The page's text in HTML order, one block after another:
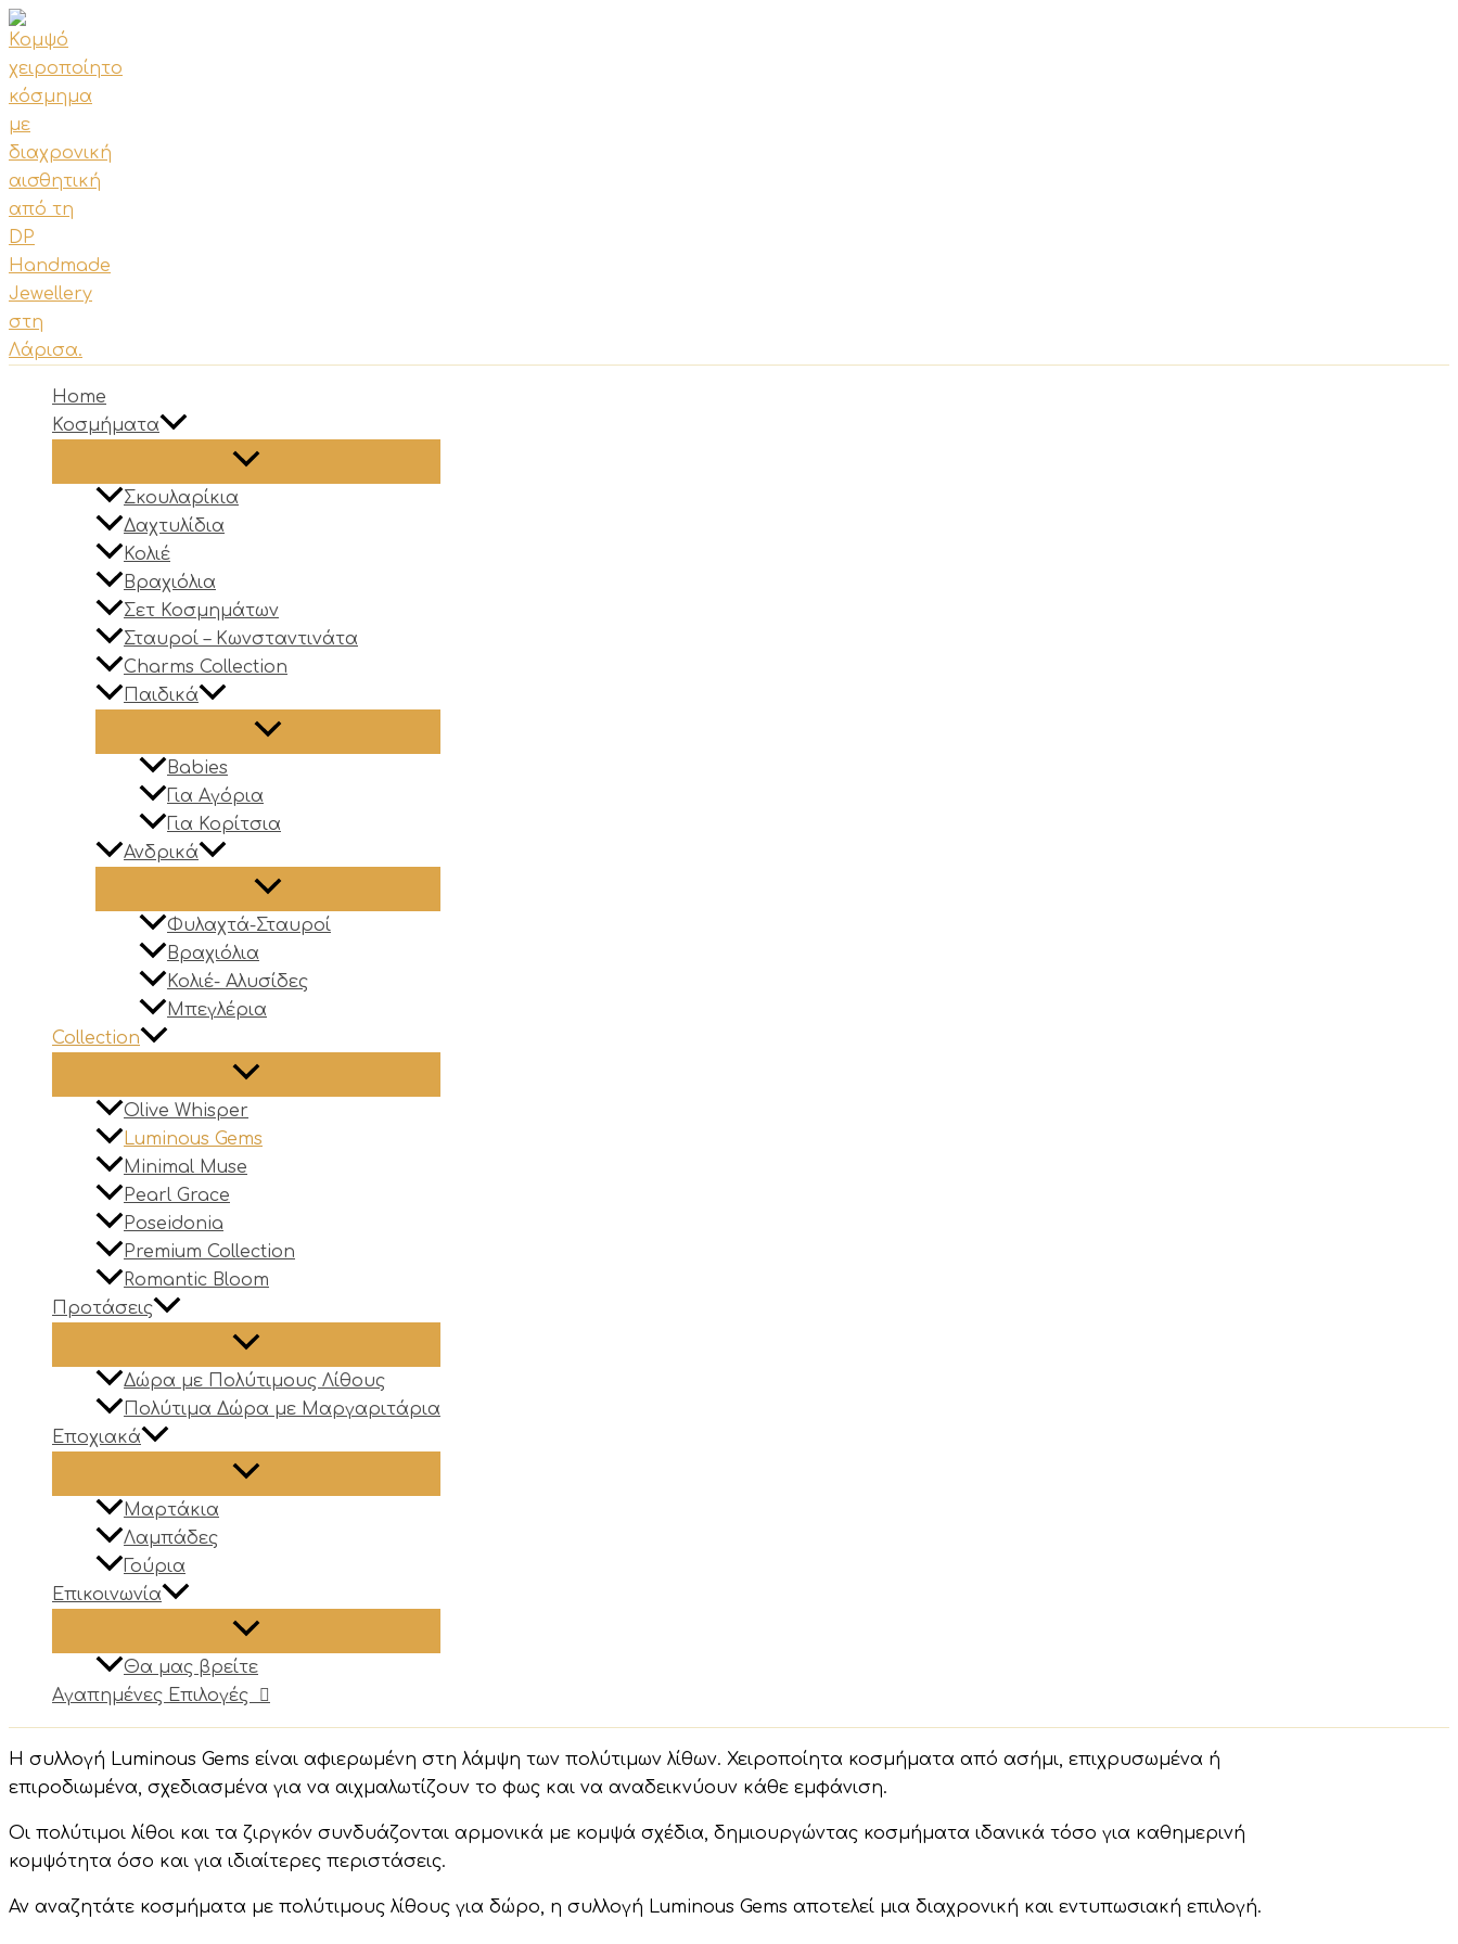
Μετάβαση
στο
περιεχόμενο
Home
Κοσμήματα
Σκουλαρίκια
Δαχτυλίδια
Κολιέ
Βραχιόλια
Σετ Κοσμημάτων
Σταυροί – Κωνσταντινάτα
Charms Collection
Παιδικά
Babies
Για Αγόρια
Για Κορίτσια
Ανδρικά
Φυλαχτά-Σταυροί
Βραχιόλια
Κολιέ- Αλυσίδες
Μπεγλέρια
Collection
Olive Whisper
Luminous Gems
Minimal Muse
Pearl Grace
Poseidonia
Premium Collection
Romantic Bloom
Προτάσεις
Δώρα με Πολύτιμους Λίθους
Πολύτιμα Δώρα με Μαργαριτάρια
Εποχιακά
Μαρτάκια
Λαμπάδες
Γούρια
Επικοινωνία
Θα μας βρείτε
Αγαπημένες Επιλογές
Η συλλογή Luminous Gems είναι αφιερωμένη στη λάμψη των πολύτιμων λίθων. Χειροποίητα κοσμήματα από ασήμι, επιχρυσωμένα ή
επιροδιωμένα, σχεδιασμένα για να αιχμαλωτίζουν το φως και να αναδεικνύουν κάθε εμφάνιση.
Οι πολύτιμοι λίθοι και τα ζιργκόν συνδυάζονται αρμονικά με κομψά σχέδια, δημιουργώντας κοσμήματα ιδανικά τόσο για καθημερινή
κομψότητα όσο και για ιδιαίτερες περιστάσεις.
Αν αναζητάτε κοσμήματα με πολύτιμους λίθους για δώρο, η συλλογή Luminous Gems αποτελεί μια διαχρονική και εντυπωσιακή επιλογή.